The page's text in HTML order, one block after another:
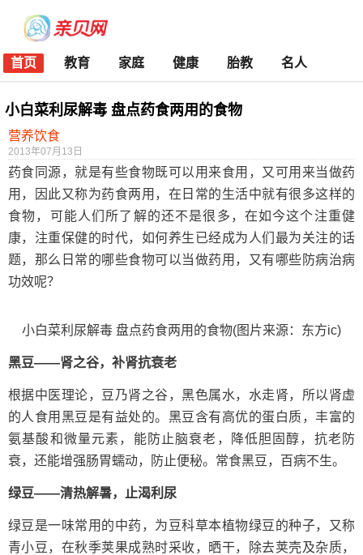
首页 教育 家庭 健康 胎教 名人
小白菜利尿解毒 盘点药食两用的食物
营养饮食
2013年07月13日
药食同源，就是有些食物既可以用来食用，又可用来当做药
用，因此又称为药食两用，在日常的生活中就有很多这样的
食物，可能人们所了解的还不是很多，在如今这个注重健
康，注重保健的时代，如何养生已经成为人们最为关注的话
题，那么日常的哪些食物可以当做药用，又有哪些防病治病
功效呢？
小白菜利尿解毒 盘点药食两用的食物(图片来源：东方ic)
黑豆——肾之谷，补肾抗衰老
根据中医理论，豆乃肾之谷，黑色属水，水走肾，所以肾虚
的人食用黑豆是有益处的。黑豆含有高优的蛋白质，丰富的
氨基酸和微量元素，能防止脑衰老，降低胆固醇，抗老防
衰，还能增强肠胃蠕动，防止便秘。常食黑豆，百病不生。
绿豆——清热解暑，止渴利尿
绿豆是一味常用的中药，为豆科草本植物绿豆的种子，又称
青小豆，在秋季荚果成熟时采收，晒干，除去荚壳及杂质，